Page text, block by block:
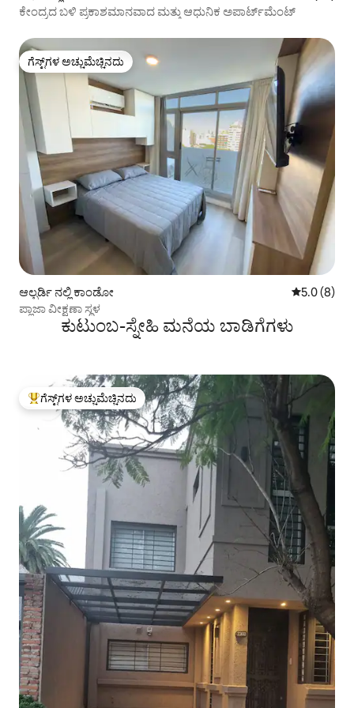
ಕೇಂದ್ರದ ಬಳಿ ಪ್ರಕಾಶಮಾನವಾದ ಮತ್ತು ಆಧುನಿಕ ಅಪಾರ್ಟ್‌ಮೆಂಟ್
ಗೆಸ್ಟ್‌ಗಳ ಅಚ್ಚುಮೆಚ್ಚಿನದು
ಗೆಸ್ಟ್‌ಗಳ ಅಚ್ಚುಮೆಚ್ಚಿನದು
ಆಲ್ಬರ್ಡಿ ನಲ್ಲಿ ಕಾಂಡೋ 5 ರಲ್ಲಿ 5.0
5.0 (8)
ಪ್ಲಾಜಾ ವೀಕ್ಷಣಾ ಸ್ಥಳ
ಕುಟುಂಬ-ಸ್ನೇಹಿ ಮನೆಯ ಬಾಡಿಗೆಗಳು
ಗೆಸ್ಟ್‌ಗಳಿಗೆ ಅತಿ ಹೆಚ್ಚು ಅಚ್ಚುಮೆಚ್ಚಿನದು
ಗೆಸ್ಟ್‌ಗಳ ಅಚ್ಚುಮೆಚ್ಚಿನದು